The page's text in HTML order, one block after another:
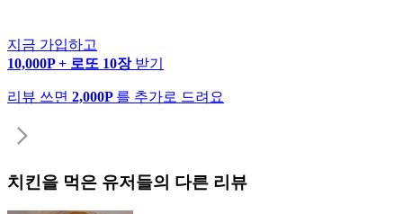
지금 가입하고
10,000P + 로또 10장 받기
리뷰 쓰면 2,000P 를 추가로 드려요
치킨을 먹은 유저들의 다른 리뷰